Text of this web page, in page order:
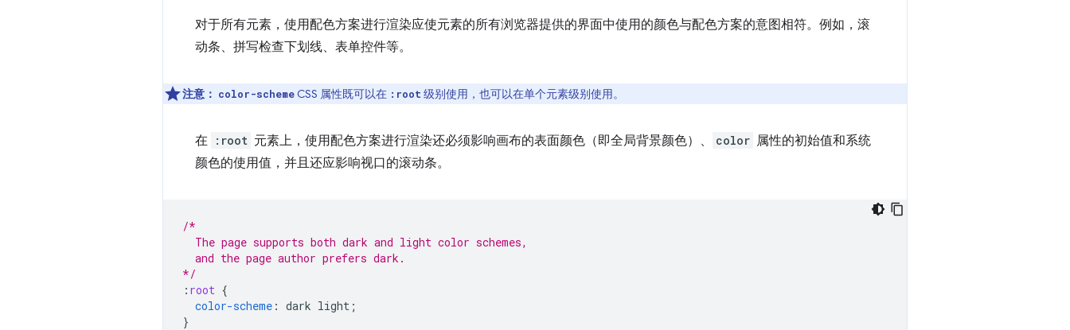
对于所有元素，使用配色方案进行渲染应使元素的所有浏览器提供的界面中使用的颜色与配色方案的意图相符。例如，滚
动条、拼写检查下划线、表单控件等。
注意： color-scheme CSS 属性既可以在 :root 级别使用，也可以在单个元素级别使用。
在 :root 元素上，使用配色方案进行渲染还必须影响画布的表面颜色（即全局背景颜色）、 color 属性的初始值和系统
颜色的使用值，并且还应影响视口的滚动条。
/*
  The page supports both dark and light color schemes,
  and the page author prefers dark.
*/
: root {
color-scheme : dark light ;
}